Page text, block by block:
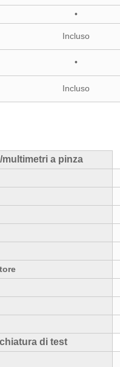
•
Incluso
•
Incluso
a pinza
di test